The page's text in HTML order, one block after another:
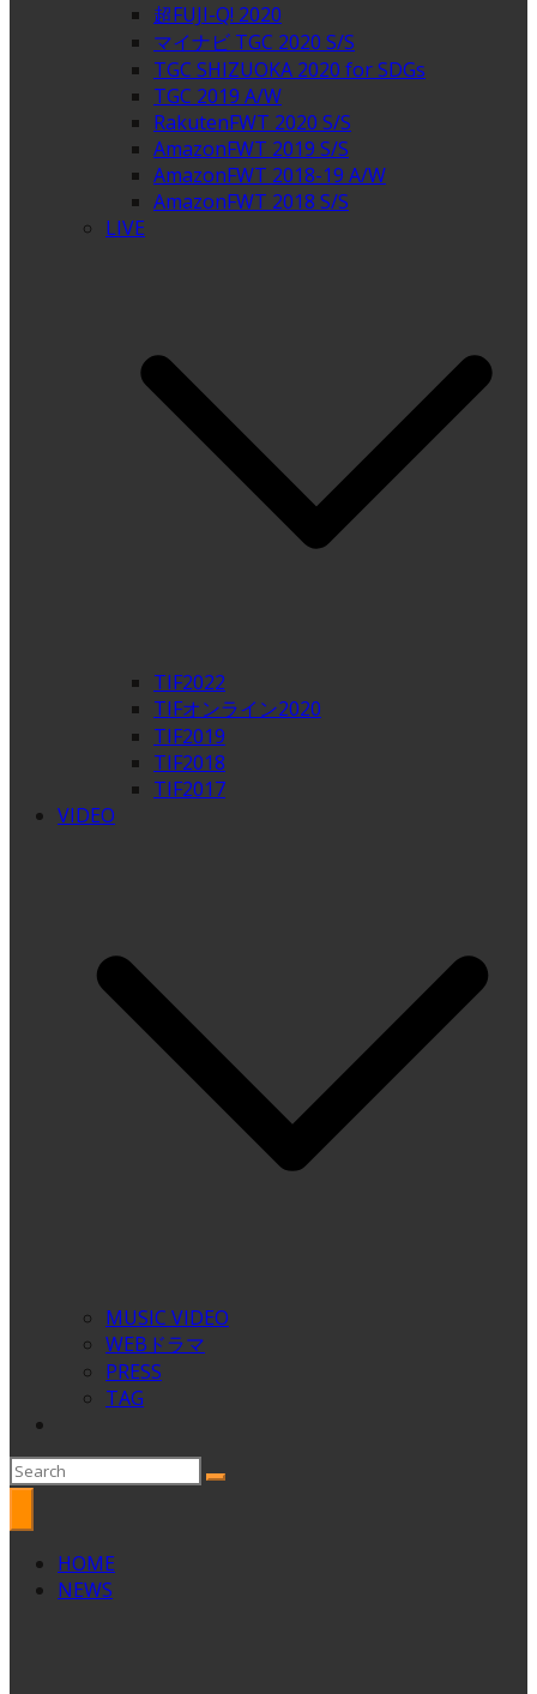
超FUJI-Q! 2020
マイナビ TGC 2020 S/S
TGC SHIZUOKA 2020 for SDGs
TGC 2019 A/W
RakutenFWT 2020 S/S
AmazonFWT 2019 S/S
AmazonFWT 2018-19 A/W
AmazonFWT 2018 S/S
LIVE
TIF2022
TIFオンライン2020
TIF2019
TIF2018
TIF2017
VIDEO
MUSIC VIDEO
WEBドラマ
PRESS
TAG
HOME
NEWS